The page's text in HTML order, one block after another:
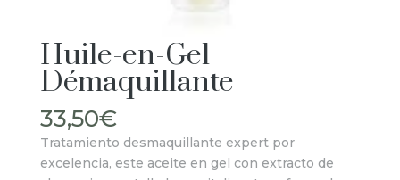
Huile-en-Gel
Démaquillante
33,50€
Tratamiento desmaquillante expert por
excelencia, este aceite en gel con extracto de